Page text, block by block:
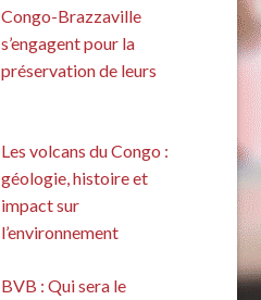
Congo-Brazzaville
s’engagent pour la
préservation de leurs
Les volcans du Congo :
géologie, histoire et
impact sur
l’environnement
BVB : Qui sera le